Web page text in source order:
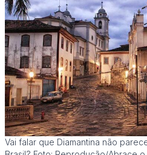
Vai falar que Diamantina não